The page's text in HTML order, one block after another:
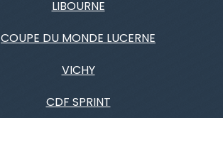
LIBOURNE
COUPE DU MONDE LUCERNE
VICHY
CDF SPRINT